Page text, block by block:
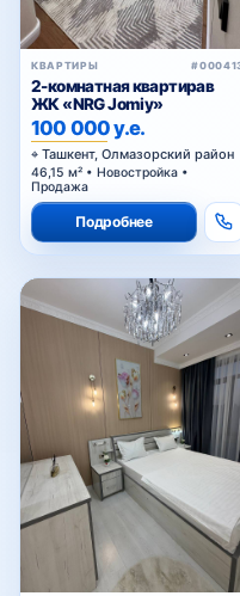
КВАРТИРЫ #000413
2-комнатная квартирав
ЖК «NRG Jomiy»
100 000 у.е.
Ташкент, Олмазорский район
46,15 м² • Новостройка •
Продажа
Подробнее
КВАРТИРЫ #000411